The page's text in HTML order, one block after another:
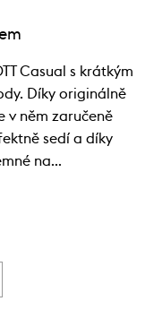
Casual s krátkým
Díky originálně
v něm zaručeně
sedí a díky
na…